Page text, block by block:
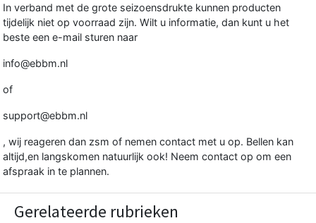
In verband met de grote seizoensdrukte kunnen producten
tijdelijk niet op voorraad zijn. Wilt u informatie, dan kunt u het
beste een e-mail sturen naar
info@ebbm.nl
of
support@ebbm.nl
, wij reageren dan zsm of nemen contact met u op. Bellen kan
altijd,en langskomen natuurlijk ook! Neem contact op om een
afspraak in te plannen.
Gerelateerde rubrieken